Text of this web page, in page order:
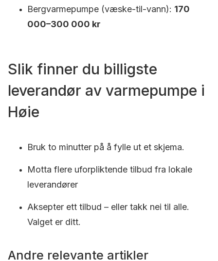
Bergvarmepumpe (væske-til-vann): 170
000–300 000 kr
Slik finner du billigste
leverandør av varmepumpe i
Høie
Bruk to minutter på å fylle ut et skjema.
Motta flere uforpliktende tilbud fra lokale
leverandører
Aksepter ett tilbud – eller takk nei til alle.
Valget er ditt.
Andre relevante artikler